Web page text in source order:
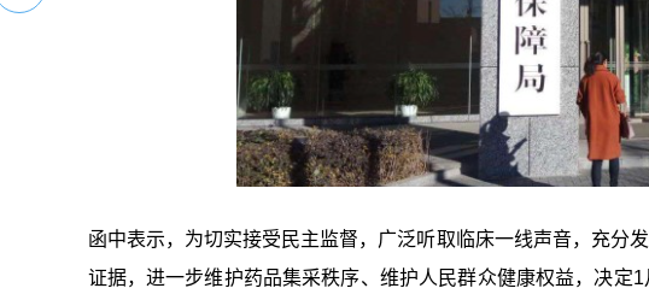
函中表示，为切实接受民主监督，广泛听取临床一线声音，充分
证据，进一步维护药品集采秩序、维护人民群众健康权益，决定